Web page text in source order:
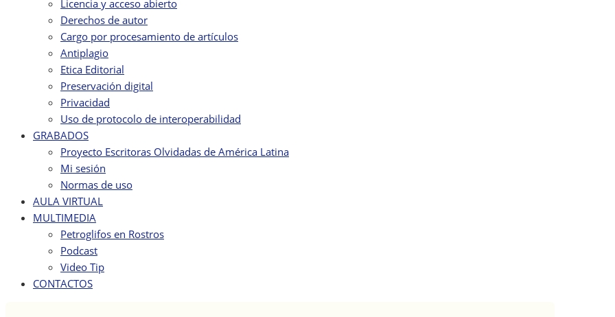
Licencia y acceso abierto
Derechos de autor
Cargo por procesamiento de artículos
Antiplagio
Etica Editorial
Preservación digital
Privacidad
Uso de protocolo de interoperabilidad
GRABADOS
Proyecto Escritoras Olvidadas de América Latina
Mi sesión
Normas de uso
AULA VIRTUAL
MULTIMEDIA
Petroglifos en Rostros
Podcast
Video Tip
CONTACTOS